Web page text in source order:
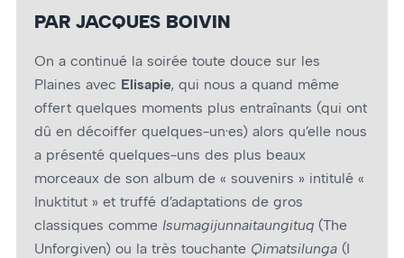
PAR JACQUES BOIVIN
On a continué la soirée toute douce sur les
Plaines avec Elisapie, qui nous a quand même
offert quelques moments plus entraînants (qui ont
dû en décoiffer quelques-un·es) alors qu’elle nous
a présenté quelques-uns des plus beaux
morceaux de son album de « souvenirs » intitulé «
Inuktitut » et truffé d’adaptations de gros
classiques comme Isumagijunnaitaungituq (The
Unforgiven) ou la très touchante Qimatsilunga (I